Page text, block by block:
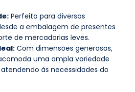
Perfeita para diversas
a embalagem de presentes
de mercadorias leves.
Com dimensões generosas,
uma ampla variedade
às necessidades do